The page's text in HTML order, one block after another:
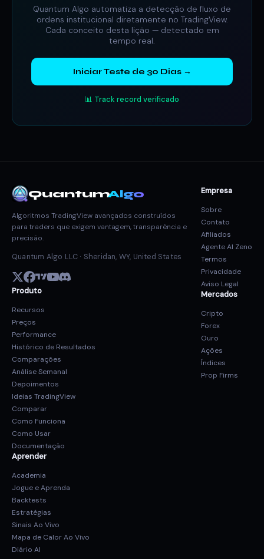
Quantum Algo automatiza a detecção de fluxo de
ordens institucional diretamente no TradingView.
Cada conceito desta lição — detectado em
tempo real.
Iniciar Teste de 30 Dias →
📊 Track record verificado
QuantumAlgo
Algoritmos TradingView avançados construídos
para traders que exigem vantagem, transparência e
precisão.
Quantum Algo LLC · Sheridan, WY, United States
Produto
Recursos
Preços
Performance
Histórico de Resultados
Comparações
Análise Semanal
Depoimentos
Ideias TradingView
Comparar
Como Funciona
Como Usar
Documentação
Aprender
Academia
Jogue e Aprenda
Backtests
Estratégias
Sinais Ao Vivo
Mapa de Calor Ao Vivo
Diário AI
Empresa
Sobre
Contato
Afiliados
Agente AI Zeno
Termos
Privacidade
Aviso Legal
Mercados
Cripto
Forex
Ouro
Ações
Índices
Prop Firms